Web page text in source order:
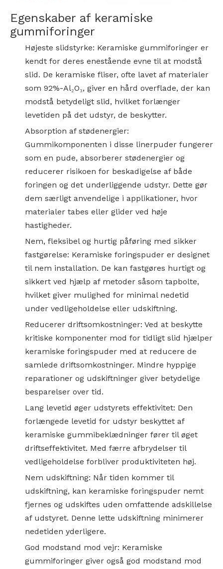
Egenskaber af keramiske
gummiforinger
Højeste slidstyrke: Keramiske gummiforinger er
kendt for deres enestående evne til at modstå
slid. De keramiske fliser, ofte lavet af materialer
som 92%-Al₂O₃, giver en hård overflade, der kan
modstå betydeligt slid, hvilket forlænger
levetiden på det udstyr, de beskytter.
Absorption af stødenergier:
Gummikomponenten i disse linerpuder fungerer
som en pude, absorberer stødenergier og
reducerer risikoen for beskadigelse af både
foringen og det underliggende udstyr. Dette gør
dem særligt anvendelige i applikationer, hvor
materialer tabes eller glider ved høje
hastigheder.
Nem, fleksibel og hurtig påføring med sikker
fastgørelse: Keramiske foringspuder er designet
til nem installation. De kan fastgøres hurtigt og
sikkert ved hjælp af metoder såsom tapbolte,
hvilket giver mulighed for minimal nedetid
under vedligeholdelse eller udskiftning.
Reducerer driftsomkostninger: Ved at beskytte
kritiske komponenter mod for tidligt slid hjælper
keramiske foringspuder med at reducere de
samlede driftsomkostninger. Mindre hyppige
reparationer og udskiftninger giver betydelige
besparelser over tid.
Lang levetid øger udstyrets effektivitet: Den
forlængede levetid for udstyr beskyttet af
keramiske gummibeklædninger fører til øget
driftseffektivitet. Med færre afbrydelser til
vedligeholdelse forbliver produktiviteten høj.
Nem udskiftning: Når tiden kommer til
udskiftning, kan keramiske foringspuder nemt
fjernes og udskiftes uden omfattende adskillelse
af udstyret. Denne lette udskiftning minimerer
nedetiden yderligere.
God modstand mod vejr: Keramiske
gummiforinger giver også god modstand mod